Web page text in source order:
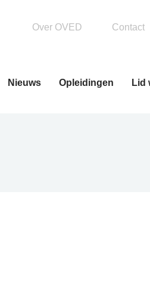
Nieuws Opleidingen Lid
Over OVED Contact